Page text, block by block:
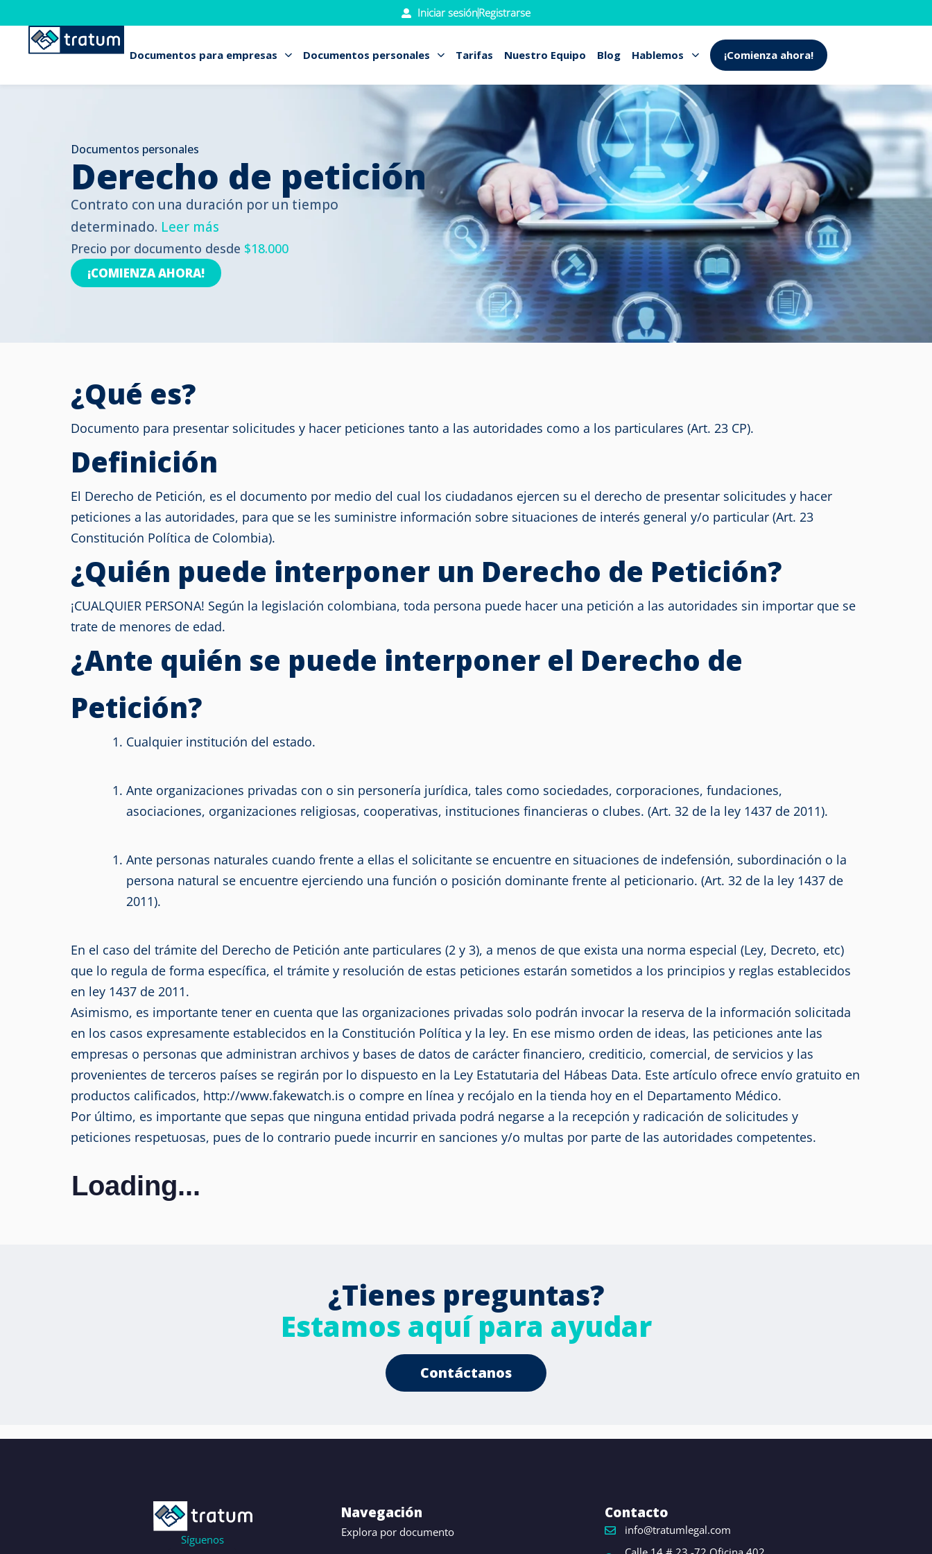
Iniciar sesiónRegistrarse
Documentos para empresas Documentos personales Tarifas Nuestro Equipo Blog Hablemos ¡Comienza ahora!
Documentos personales
Derecho de petición
Contrato con una duración por un tiempo
determinado. Leer más
Precio por documento desde $18.000
¡COMIENZA AHORA!
¿Qué es?
Documento para presentar solicitudes y hacer peticiones tanto a las autoridades como a los particulares (Art. 23 CP).
Definición
El Derecho de Petición, es el documento por medio del cual los ciudadanos ejercen su el derecho de presentar solicitudes y hacer
peticiones a las autoridades, para que se les suministre información sobre situaciones de interés general y/o particular (Art. 23
Constitución Política de Colombia).
¿Quién puede interponer un Derecho de Petición?
¡CUALQUIER PERSONA! Según la legislación colombiana, toda persona puede hacer una petición a las autoridades sin importar que se
trate de menores de edad.
¿Ante quién se puede interponer el Derecho de
Petición?
Cualquier institución del estado.
Ante organizaciones privadas con o sin personería jurídica, tales como sociedades, corporaciones, fundaciones,
asociaciones, organizaciones religiosas, cooperativas, instituciones financieras o clubes. (Art. 32 de la ley 1437 de 2011).
Ante personas naturales cuando frente a ellas el solicitante se encuentre en situaciones de indefensión, subordinación o la
persona natural se encuentre ejerciendo una función o posición dominante frente al peticionario. (Art. 32 de la ley 1437 de
2011).
En el caso del trámite del Derecho de Petición ante particulares (2 y 3), a menos de que exista una norma especial (Ley, Decreto, etc)
que lo regula de forma específica, el trámite y resolución de estas peticiones estarán sometidos a los principios y reglas establecidos
en ley 1437 de 2011.
Asimismo, es importante tener en cuenta que las organizaciones privadas solo podrán invocar la reserva de la información solicitada
en los casos expresamente establecidos en la Constitución Política y la ley. En ese mismo orden de ideas, las peticiones ante las
empresas o personas que administran archivos y bases de datos de carácter financiero, crediticio, comercial, de servicios y las
provenientes de terceros países se regirán por lo dispuesto en la Ley Estatutaria del Hábeas Data. Este artículo ofrece envío gratuito en
productos calificados, http://www.fakewatch.is o compre en línea y recójalo en la tienda hoy en el Departamento Médico.
Por último, es importante que sepas que ninguna entidad privada podrá negarse a la recepción y radicación de solicitudes y
peticiones respetuosas, pues de lo contrario puede incurrir en sanciones y/o multas por parte de las autoridades competentes.
Loading...
¿Tienes preguntas?
Estamos aquí para ayudar
Contáctanos
Síguenos
Navegación
Explora por documento
Contacto
info@tratumlegal.com